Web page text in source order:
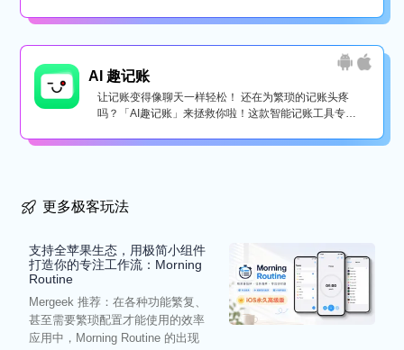
AI 趣记账
让记账变得像聊天一样轻松！ 还在为繁琐的记账头疼
吗？「AI趣记账」来拯救你啦！这款智能记账工具专为
更多极客玩法
支持全苹果生态，用极简小组件
打造你的专注工作流：Morning
Routine
Mergeek 推荐：在各种功能繁复、
甚至需要繁琐配置才能使用的效率
应用中，Morning Routine 的出现